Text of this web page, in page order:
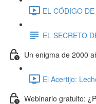
EL CÓDIGO
EL SECRETO
Un enigma de 2000
El Acertijo:
Webinario gratuito: